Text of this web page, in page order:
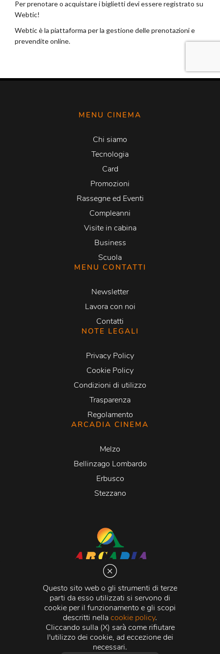
Questo sito web o gli strumenti di terze
parti da esso utilizzati si servono di
cookie per il funzionamento e gli scopi
descritti nellacookie policy.
Cliccando sulla (X) sarà come rifiutare
l'utilizzo dei cookie, ad eccezione dei
necessari.
MENU CINEMA
Chi siamo
Tecnologia
Card
Promozioni
Rassegne ed Eventi
Compleanni
Visite in cabina
Business
Scuola
MENU CONTATTI
Newsletter
Lavora con noi
Contatti
NOTE LEGALI
Privacy Policy
Cookie Policy
Condizioni di utilizzo
Trasparenza
Regolamento
ARCADIA CINEMA
Melzo
Bellinzago Lombardo
Erbusco
Stezzano
Via Martiri della Libertà 20066 Melzo (MI)
C.C.I.A.A. - R.E.A di Milano n. 1427910
Registro delle Imprese di Milano n. 338392 -
Fiscale e Partita Iva11015840157 | Capitale Sociale
500.000,00 i.v.
Credits:Crea Informatica S.r.l. 2026 © Tutti i diritti
riservati.